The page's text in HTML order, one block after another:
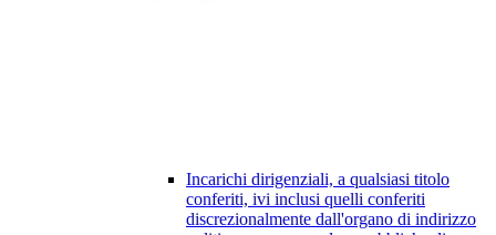
Incarichi dirigenziali, a qualsiasi titolo
conferiti, ivi inclusi quelli conferiti
discrezionalmente dall'organo di indirizzo